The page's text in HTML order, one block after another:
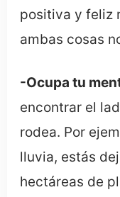
positiva y feliz
ambas cosas
-Ocupa tu
encontrar el
rodea. Por
lluvia, estás
hectáreas de